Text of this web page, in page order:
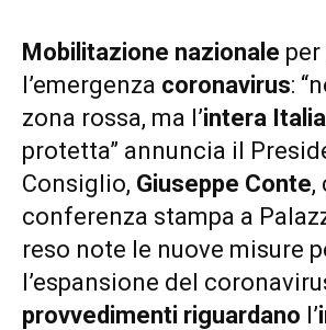
Mobilitazione nazionale
l’emergenza coronavirus:
zona rossa, ma l’intera Italia
protetta” annuncia il
Consiglio, Giuseppe Conte,
conferenza stampa a
reso note le nuove misure
l’espansione del
provvedimenti riguardano l’